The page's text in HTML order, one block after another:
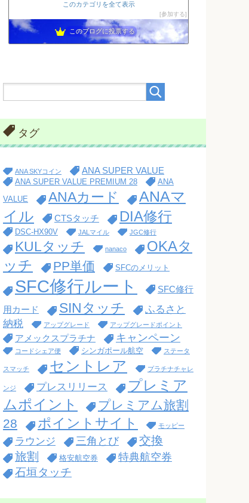
このカテゴリを全て表示
参加する
このブログに投票する
タグ
ANA SKYコイン ANA SUPER VALUE
ANA SUPER VALUE PREMIUM 28
ANA
VALUE
ANAカード
ANAマ
イル
CTSタッチ DIA修行
DSC-HX90V JALマイル JGC修行
KULタッチ nanaco
OKAタ
ッチ
PP単価 SFCのメリット
SFC修行ルート
SFC修行
用カード
SINタッチ
ふるさと
納税
アップグレード アップグレードポイント
アメックスプラチナ キャンペーン
コードシェア便 シンガポール航空 ステータ
スマッチ セントレア プラチナチャレ
ンジ プレスリリース
プレミア
ムポイント
プレミアム旅割
28
ポイントサイト モッピー
ラウンジ 三角とび
交換
旅割
格安航空券 特典航空券
石垣タッチ